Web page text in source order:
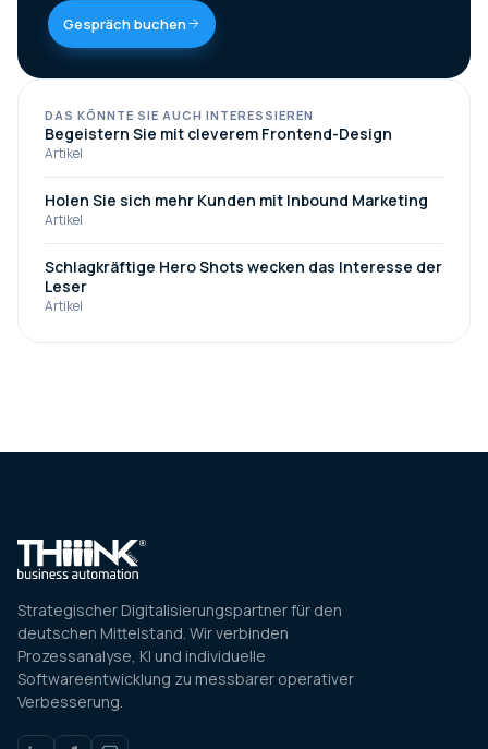
Gespräch buchen
DAS KÖNNTE SIE AUCH INTERESSIEREN
Begeistern Sie mit cleverem Frontend-Design
Artikel
Holen Sie sich mehr Kunden mit Inbound Marketing
Artikel
Schlagkräftige Hero Shots wecken das Interesse der
Leser
Artikel
Strategischer Digitalisierungspartner für den
deutschen Mittelstand. Wir verbinden
Prozessanalyse, KI und individuelle
Softwareentwicklung zu messbarer operativer
Verbesserung.